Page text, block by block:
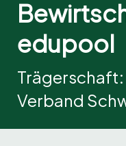
edupool
Verband